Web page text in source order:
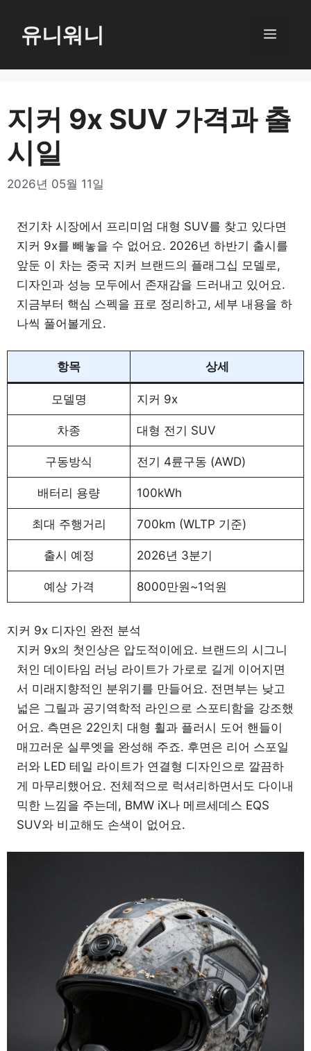
로
너
뛰
유니워니 메
지커 9x SUV 가격과 출
시일
2026년 05월 11일
전기차 시장에서 프리미엄 대형 SUV를 찾고 있다면
지커 9x를 빼놓을 수 없어요. 2026년 하반기 출시를
앞둔 이 차는 중국 지커 브랜드의 플래그십 모델로,
디자인과 성능 모두에서 존재감을 드러내고 있어요.
지금부터 핵심 스펙을 표로 정리하고, 세부 내용을 하
나씩 풀어볼게요.
항목 상세
모델명 지커 9x
차종 대형 전기 SUV
구동방식 전기 4륜구동 (AWD)
배터리 용량 100kWh
최대 주행거리 700km (WLTP 기준)
출시 예정 2026년 3분기
예상 가격 8000만원~1억원
지커 9x 디자인 완전 분석
지커 9x의 첫인상은 압도적이에요. 브랜드의 시그니
처인 데이타임 러닝 라이트가 가로로 길게 이어지면
서 미래지향적인 분위기를 만들어요. 전면부는 낮고
넓은 그릴과 공기역학적 라인으로 스포티함을 강조했
어요. 측면은 22인치 대형 휠과 플러시 도어 핸들이
매끄러운 실루엣을 완성해 주죠. 후면은 리어 스포일
러와 LED 테일 라이트가 연결형 디자인으로 깔끔하
게 마무리했어요. 전체적으로 럭셔리하면서도 다이내
믹한 느낌을 주는데, BMW iX나 메르세데스 EQS
SUV와 비교해도 손색이 없어요.